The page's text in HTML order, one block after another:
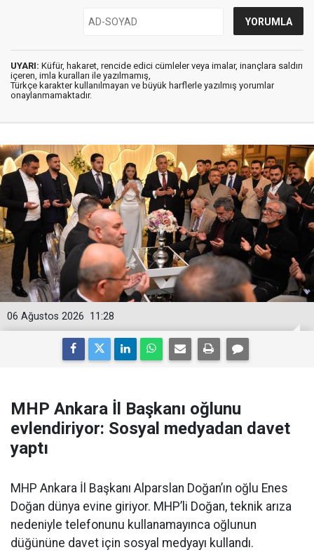
UYARI: Küfür, hakaret, rencide edici cümleler veya imalar, inançlara saldırı
içeren, imla kuralları ile yazılmamış,
Türkçe karakter kullanılmayan ve büyük harflerle yazılmış yorumlar
onaylanmamaktadır.
11:28
06 Ağustos 2026
MHP Ankara İl Başkanı oğlunu
evlendiriyor: Sosyal medyadan davet
yaptı
MHP Ankara İl Başkanı Alparslan Doğan’ın oğlu Enes
Doğan dünya evine giriyor. MHP’li Doğan, teknik arıza
nedeniyle telefonunu kullanamayınca oğlunun
düğününe davet için sosyal medyayı kullandı.